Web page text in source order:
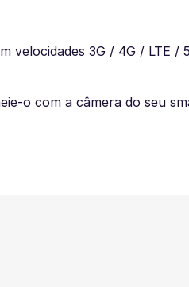
velocidades 3G / 4G / LTE /
o com a câmera do seu